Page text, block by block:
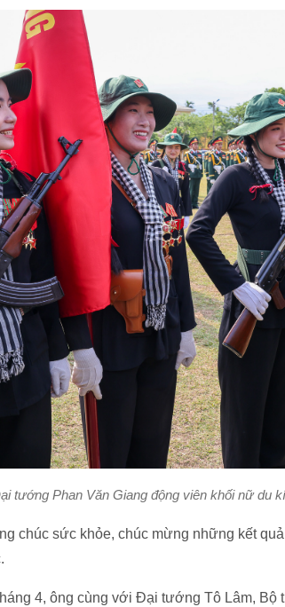
tướng Phan Văn Giang động viên khối nữ du
chúc sức khỏe, chúc mừng những kết
4, ông cùng với Đại tướng Tô Lâm, Bộ